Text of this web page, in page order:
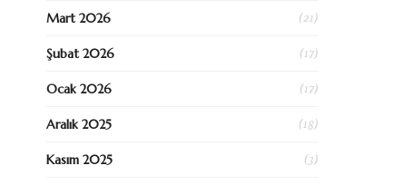
Mart 2026 (21)
Şubat 2026 (17)
Ocak 2026 (17)
Aralık 2025 (18)
Kasım 2025 (3)